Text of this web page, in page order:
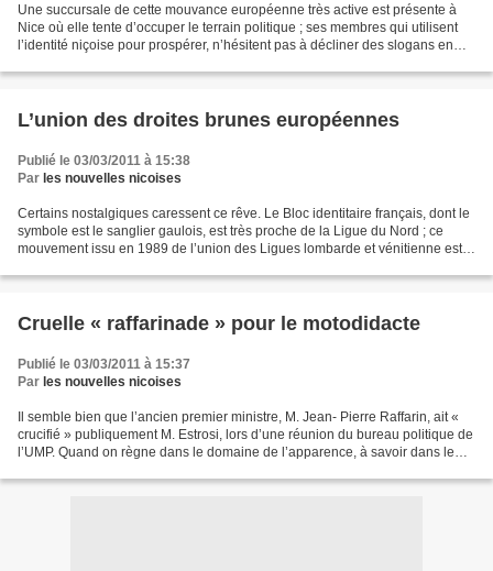
Une succursale de cette mouvance européenne très active est présente à
Nice où elle tente d’occuper le terrain politique ; ses membres qui utilisent
l’identité niçoise pour prospérer, n’hésitent pas à décliner des slogans en
L’union des droites brunes européennes
Publié le 03/03/2011 à 15:38
Par les nouvelles nicoises
Certains nostalgiques caressent ce rêve. Le Bloc identitaire français, dont le
symbole est le sanglier gaulois, est très proche de la Ligue du Nord ; ce
mouvement issu en 1989 de l’union des Ligues lombarde et vénitienne est
Cruelle « raffarinade » pour le motodidacte
Publié le 03/03/2011 à 15:37
Par les nouvelles nicoises
Il semble bien que l’ancien premier ministre, M. Jean- Pierre Raffarin, ait «
crucifié » publiquement M. Estrosi, lors d’une réunion du bureau politique de
l’UMP. Quand on règne dans le domaine de l’apparence, à savoir dans le